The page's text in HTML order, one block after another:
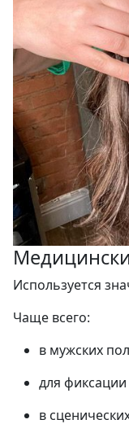
Используется
Чаще всего:
в мужских
для
в